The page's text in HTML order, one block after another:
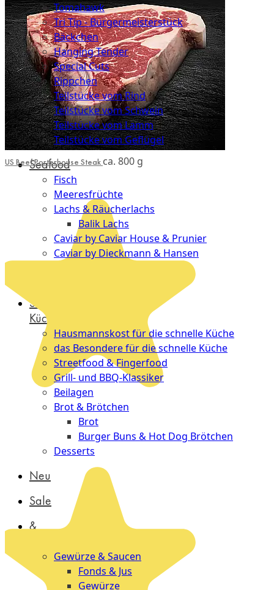
Tomahawk
Tri Tip - Bürgermeisterstück
Bäckchen
Hanging Tender
Special Cuts
Rippchen
Teilstücke vom Rind
Teilstücke vom Schwein
Teilstücke vom Lamm
Teilstücke vom Geflügel
Seafood
Fisch
Meeresfrüchte
Lachs & Räucherlachs
Balik Lachs
Caviar by Caviar House & Prunier
Caviar by Dieckmann & Hansen
Schnelle
Küche
Hausmannskost für die schnelle Küche
das Besondere für die schnelle Küche
Streetfood & Fingerfood
Grill- und BBQ-Klassiker
Beilagen
Brot & Brötchen
Brot
Burger Buns & Hot Dog Brötchen
Desserts
Neu
Sale
&
Gewürze & Saucen
Fonds & Jus
Gewürze
US Beef Porterhouse Steak ca. 800 g